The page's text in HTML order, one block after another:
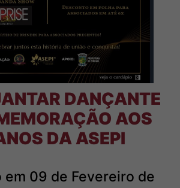
DANÇANTE
AOS
DA ASEPI
em 09 de Fevereiro de